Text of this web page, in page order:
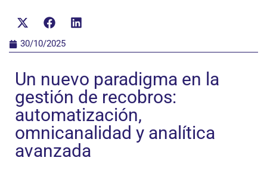
30/10/2025
Un nuevo paradigma en la
gestión de recobros:
automatización,
omnicanalidad y analítica
avanzada